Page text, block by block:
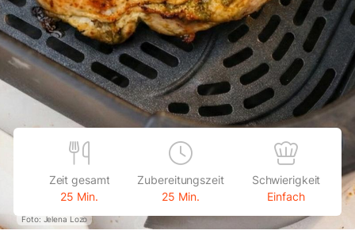
Foto: Jelena Lozo
Zeit gesamt
25 Min.
Zubereitungszeit
25 Min.
Schwierigkeit
Einfach